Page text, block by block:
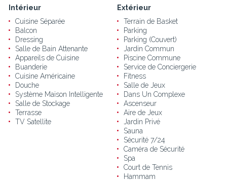
Intérieur
Cuisine Séparée
Balcon
Dressing
Salle de Bain Attenante
Appareils de Cuisine
Buanderie
Cuisine Américaine
Douche
Système Maison Intelligente
Salle de Stockage
Terrasse
TV Satellite
Extérieur
Terrain de Basket
Parking
Parking (Couvert)
Jardin Commun
Piscine Commune
Service de Conciergerie
Fitness
Salle de Jeux
Dans Un Complexe
Ascenseur
Aire de Jeux
Jardin Privé
Sauna
Sécurité 7/24
Caméra de Sécurité
Spa
Court de Tennis
Hammam